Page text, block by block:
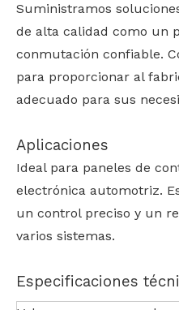
Suministramos
de alta calidad como un
conmutación confiable.
para proporcionar al
adecuado para sus
Aplicaciones
Ideal para paneles de
electrónica automotriz.
un control preciso y un
varios sistemas.
Especificaciones